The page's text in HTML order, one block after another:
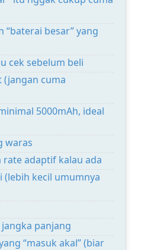
“baterai besar” yang
cek sebelum beli
(jangan cuma
5000mAh, ideal
waras
adaptif kalau ada
(lebih kecil umumnya
panjang
“masuk akal” (biar